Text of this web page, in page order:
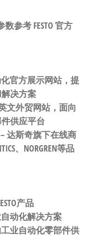
参考 FESTO 官方
官方展示网站，提
决方案
文外贸网站，面向
供应平台
– 达斯奇旗下在线商
、NORGREN等品
产品
动化解决方案
业自动化零部件供